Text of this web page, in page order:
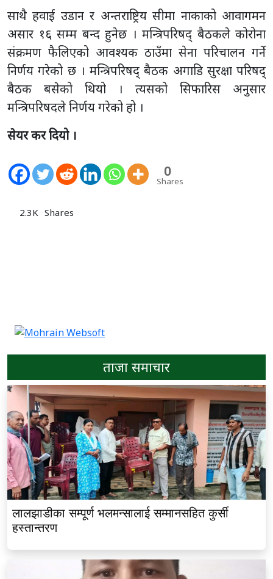
साथै हवाई उडान र अन्तराष्ट्रिय सीमा नाकाको आवागमन
असार १६ सम्म बन्द हुनेछ । मन्त्रिपरिषद् बैठकले कोरोना
संक्रमण फैलिएको आवश्यक ठाउँमा सेना परिचालन गर्ने
निर्णय गरेको छ । मन्त्रिपरिषद् बैठक अगाडि सुरक्षा परिषद्
बैठक बसेको थियो । त्यसको सिफारिस अनुसार
मन्त्रिपरिषदले निर्णय गरेको हो ।
सेयर कर दियो ।
0
Shares
2.3K Shares
ताजा समाचार
लालझाडीका सम्पूर्ण भलमन्सालाई सम्मानसहित कुर्सी
हस्तान्तरण